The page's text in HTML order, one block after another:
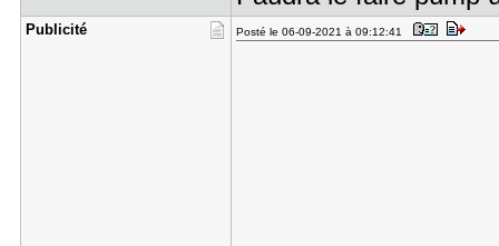
Publicité Posté le 06-09-2021 à 09:12:41